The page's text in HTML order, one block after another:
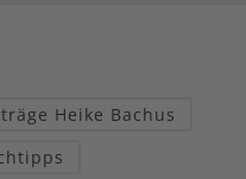
Heike Bachus